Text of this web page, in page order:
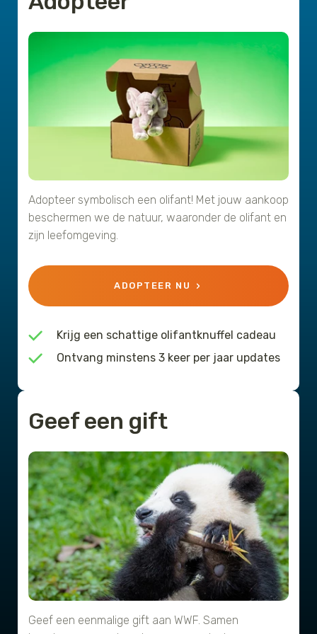
Adopteer symbolisch een olifant! Met jouw aankoop
beschermen we de natuur, waaronder de olifant en
zijn leefomgeving.
ADOPTEER NU
Krijg een schattige olifantknuffel cadeau
Ontvang minstens 3 keer per jaar updates
Geef een gift
Geef een eenmalige gift aan WWF. Samen